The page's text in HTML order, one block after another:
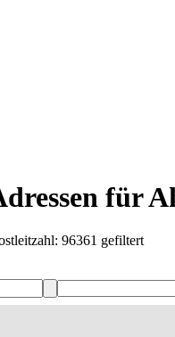
für
96361 gefiltert